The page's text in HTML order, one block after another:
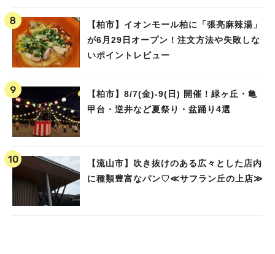
【柏市】イオンモール柏に「張亮麻辣湯」
が6月29日オープン！注文方法や失敗しな
いポイントレビュー
【柏市】8/7(金)‐9(日) 開催！緑ヶ丘・亀
甲台・逆井など夏祭り・盆踊り4選
【流山市】吹き抜けのある広々とした店内
に種類豊富なパン♡≪サフラン丘の上店≫